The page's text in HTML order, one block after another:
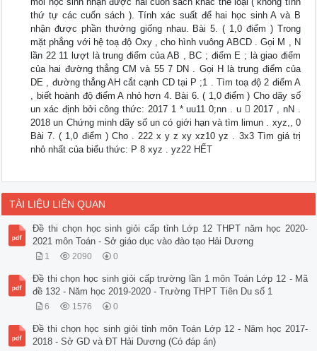
thứ tự các cuốn sách ). Tính xác suất để hai học sinh A và B
nhận được phần thưởng giống nhau. Bài 5. ( 1,0 điểm ) Trong
mặt phẳng với hệ toạ độ Oxy , cho hình vuông ABCD . Gọi M , N
lần 22 11 lượt là trung điểm của AB , BC ; điểm E ; là giao điểm
của hai đường thẳng CM và 55 7 DN . Gọi H là trung điểm của
DE , đường thẳng AH cắt cạnh CD tại P ;1 . Tìm toạ độ 2 điểm A
, biết hoành độ điểm A nhỏ hơn 4. Bài 6. ( 1,0 điểm ) Cho dãy số
un xác định bởi công thức: 2017 1 * uu11 0;nn . u  2017 , nN .
2018 un Chứng minh dãy số un có giới hạn và tìm limun . xyz,, 0
Bài 7. ( 1,0 điểm ) Cho . 222 x y z xy xz10 yz . 3x3 Tìm giá trị
nhỏ nhất của biểu thức: P 8 xyz . yz22 HẾT
TÀI LIỆU LIÊN QUAN
Đề thi chọn học sinh giỏi cấp tỉnh Lớp 12 THPT năm học 2020-
2021 môn Toán - Sở giáo dục vào đào tạo Hải Dương
1 2090 0
Đề thi chọn học sinh giỏi cấp trường lần 1 môn Toán Lớp 12 - Mã
đề 132 - Năm học 2019-2020 - Trường THPT Tiên Du số 1
6 1576 0
Đề thi chọn học sinh giỏi tỉnh môn Toán Lớp 12 - Năm học 2017-
2018 - Sở GD và ĐT Hải Dương (Có đáp án)